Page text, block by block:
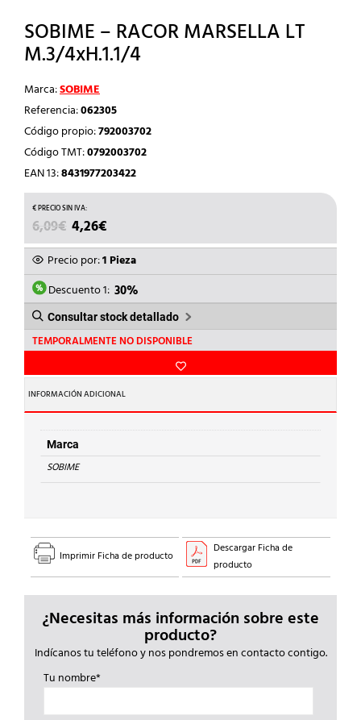
SOBIME – RACOR MARSELLA LT
M.3/4xH.1.1/4
Marca:SOBIME
Referencia:062305
Código propio:792003702
Código TMT:0792003702
EAN 13:8431977203422
6,09€ EL
PRECIO
ORIGINAL
ERA:
6,09€.
4,26€
PRECIO
ACTUAL
ES:
4,26€.
Precio por:1 Pieza
Descuento 1: 30%
Consultar stock detallado
TEMPORALMENTE NO DISPONIBLE
INFORMACIÓN ADICIONAL
Marca
SOBIME
Imprimir Ficha de producto
Descargar Ficha de
producto
¿Necesitas más información sobre este
producto?
Indícanos tu teléfono y nos pondremos en contacto contigo.
Tu nombre*